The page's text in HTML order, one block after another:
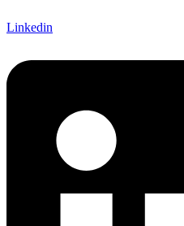
Linkedin